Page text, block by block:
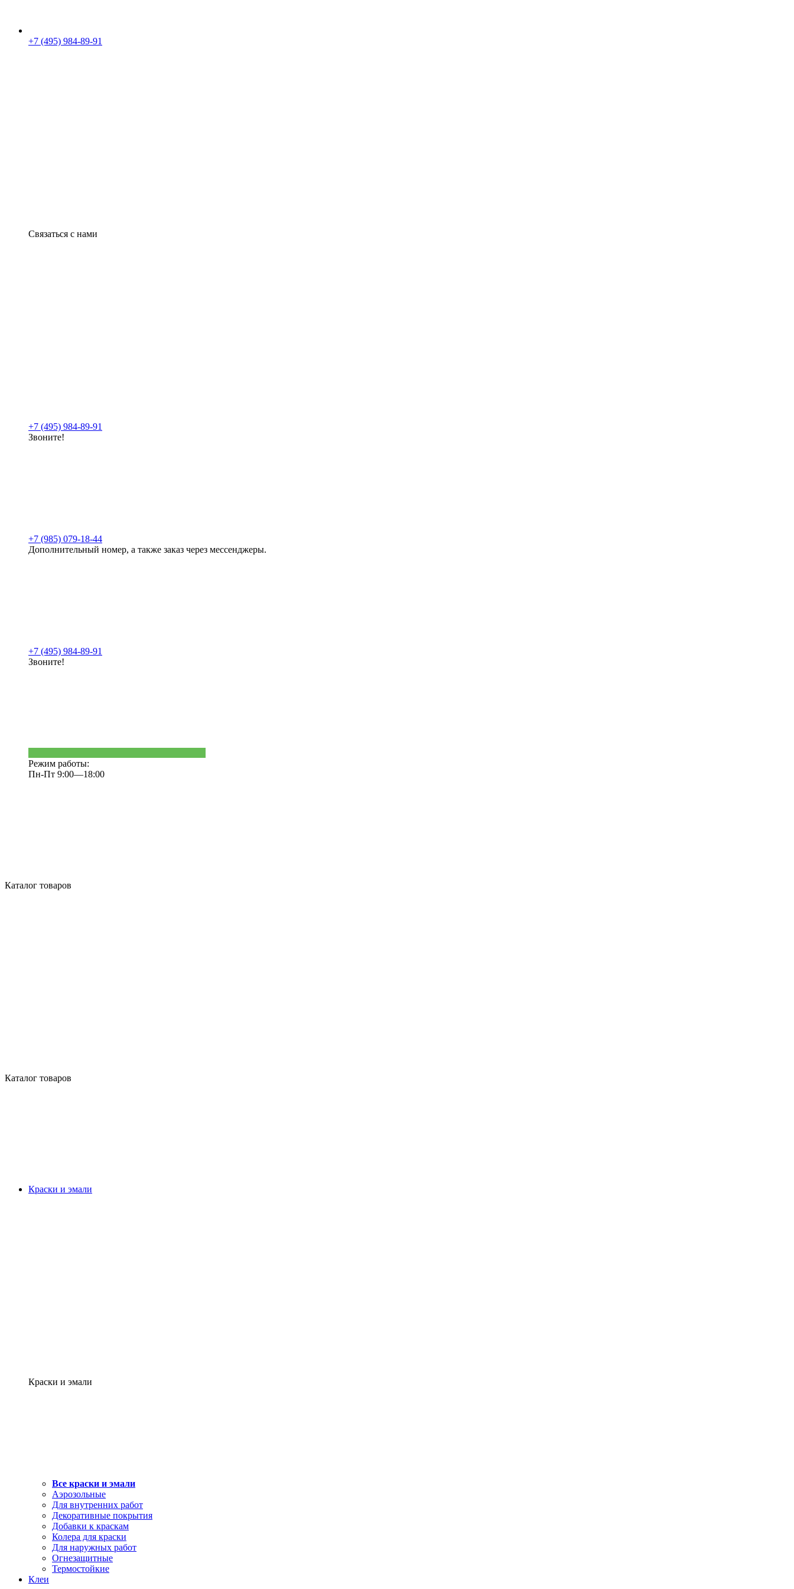
+7 (495) 984-89-91
Связаться с нами
+7 (495) 984-89-91
Звоните!
+7 (985) 079-18-44
Дополнительный номер, а также заказ через мессенджеры.
+7 (495) 984-89-91
Звоните!
Режим работы:
Пн-Пт 9:00—18:00
Каталог товаров
Каталог товаров
Краски и эмали
Краски и эмали
Все краски и эмали
Аэрозольные
Для внутренних работ
Декоративные покрытия
Добавки к краскам
Колера для краски
Для наружных работ
Огнезащитные
Термостойкие
Клеи